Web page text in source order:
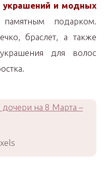
украшений и модных
подарком.
браслет, а также
для волос